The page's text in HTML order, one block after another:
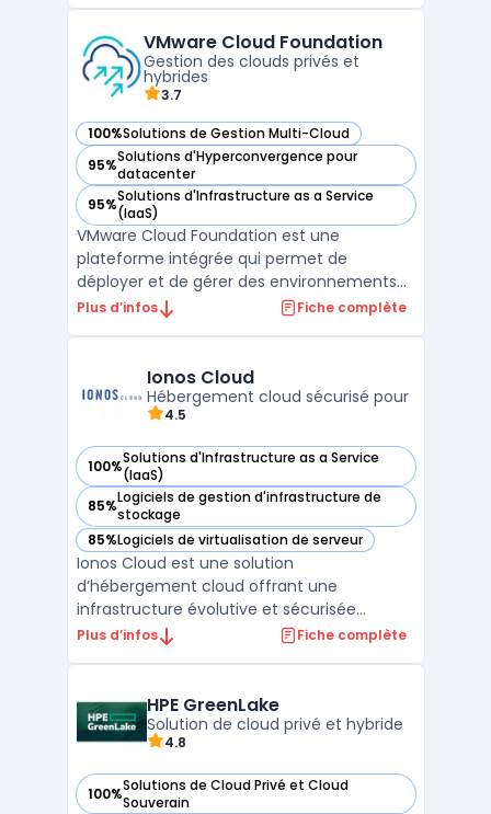
conception garantit une durabilité élevée,
répondant aux besoins infor ...
VMware Cloud Foundation
Gestion des clouds privés et
hybrides
3.7
100%Solutions de Gestion Multi-Cloud
— voir VMware Cloud Foundation dans cette catégorie
95%Solutions d'Hyperconvergence pour
datacenter
— voir VMware Cloud Foundation dans cette catégorie
95%Solutions d'Infrastructure as a Service
(IaaS)
— voir VMware Cloud Foundation dans cette catégorie
VMware Cloud Foundation est une
plateforme intégrée qui permet de
déployer et de gérer des environnements
de cloud privé et hybride. Elle offre une
VMware Cloud Foundation intègre des outils
de gestion, de surveilla ...
Plus d’infos Fiche complète
Ionos Cloud
Hébergement cloud sécurisé pour
4.5
100%Solutions d'Infrastructure as a Service
(IaaS)
— voir Ionos Cloud dans cette catégorie
85%Logiciels de gestion d'infrastructure de
stockage
— voir Ionos Cloud dans cette catégorie
85%Logiciels de virtualisation de serveur
— voir Ionos Cloud dans cette catégorie
Ionos Cloud est une solution
d’hébergement cloud offrant une
infrastructure évolutive et sécurisée
adaptée aux besoins des entreprises. Grâce
haut niveau de flexibilité et d’évolutivité. La
plateforme assure une gest ...
Plus d’infos Fiche complète
HPE GreenLake
Solution de cloud privé et hybride
4.8
100%Solutions de Cloud Privé et Cloud
Souverain
— voir HPE GreenLake dans cette catégorie